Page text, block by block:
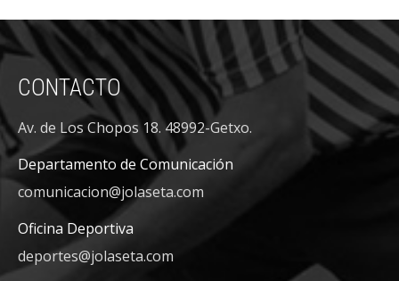
CONTACTO
Av. de Los Chopos 18. 48992-Getxo.
Departamento de Comunicación
comunicacion@jolaseta.com
Oficina Deportiva
deportes@jolaseta.com